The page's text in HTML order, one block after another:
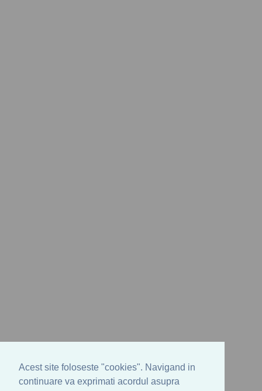
Acest site foloseste "cookies". Navigand in
continuare va exprimati acordul asupra